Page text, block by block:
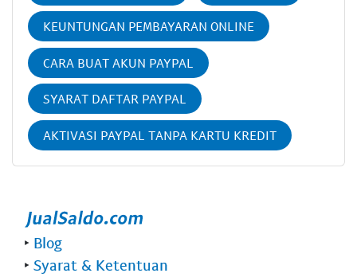
KEUNTUNGAN PEMBAYARAN ONLINE
CARA BUAT AKUN PAYPAL
SYARAT DAFTAR PAYPAL
AKTIVASI PAYPAL TANPA KARTU KREDIT
‣ Blog
‣ Syarat & Ketentuan